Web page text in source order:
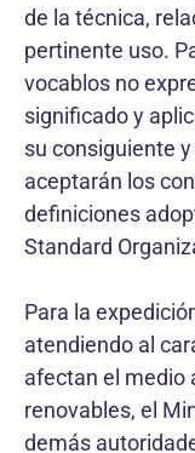
de la técnica,
pertinente uso.
vocablos no
significado y
su consiguiente
aceptarán los
definiciones
Standard
Para la
atendiendo al
afectan el medio
renovables, el
demás